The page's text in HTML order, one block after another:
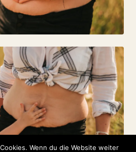
Wenn du die Website weiter